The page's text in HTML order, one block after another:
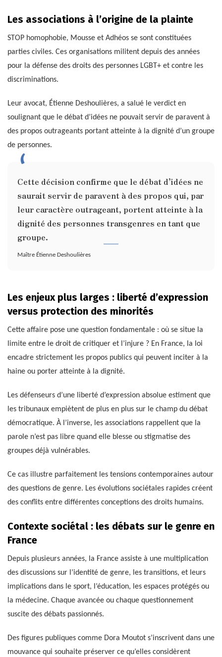
Les associations à l’origine de la plainte
STOP homophobie, Mousse et Adhéos se sont constituées
parties civiles. Ces organisations militent depuis des années
pour la défense des droits des personnes LGBT+ et contre les
discriminations.
Leur avocat, Étienne Deshoulières, a salué le verdict en
soulignant que le débat d’idées ne pouvait servir de paravent à
des propos outrageants portant atteinte à la dignité d’un groupe
de personnes.
Cette décision confirme que le débat d’idées ne
saurait servir de paravent à des propos qui, par
leur caractère outrageant, portent atteinte à la
dignité des personnes transgenres en tant que
groupe.
Maître Étienne Deshoulières
Les enjeux plus larges : liberté d’expression
versus protection des minorités
Cette affaire pose une question fondamentale : où se situe la
limite entre le droit de critiquer et l’injure ? En France, la loi
encadre strictement les propos publics qui peuvent inciter à la
haine ou porter atteinte à la dignité.
Les défenseurs d’une liberté d’expression absolue estiment que
les tribunaux empiètent de plus en plus sur le champ du débat
démocratique. À l’inverse, les associations rappellent que la
parole n’est pas libre quand elle blesse ou stigmatise des
groupes déjà vulnérables.
Ce cas illustre parfaitement les tensions contemporaines autour
des questions de genre. Les évolutions sociétales rapides créent
des conflits entre différentes conceptions des droits humains.
Contexte sociétal : les débats sur le genre en
France
Depuis plusieurs années, la France assiste à une multiplication
des discussions sur l’identité de genre, les transitions, et leurs
implications dans le sport, l’éducation, les espaces protégés ou
la médecine. Chaque avancée ou chaque questionnement
suscite des débats passionnés.
Des figures publiques comme Dora Moutot s’inscrivent dans une
mouvance qui souhaite préserver ce qu’elles considèrent